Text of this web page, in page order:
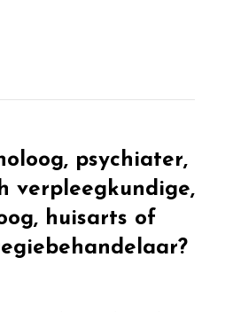
psychiater,
verpleegkundige,
huisarts of